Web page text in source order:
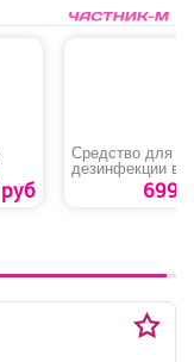
Средство для
дезинфекции
бассейнах
ЛОНГАФОР699